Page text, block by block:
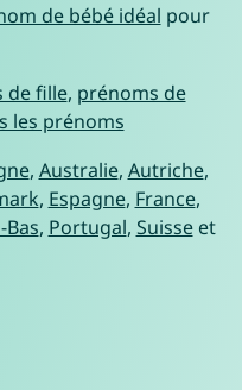
de bébé idéal pour
de fille, prénoms de
les prénoms
, Australie, Autriche,
, Espagne, France,
Bas, Portugal, Suisseet